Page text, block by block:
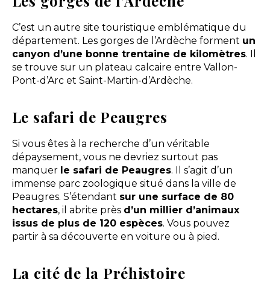
C’est un autre site touristique emblématique du
département. Les gorges de l’Ardèche forment un
canyon d’une bonne trentaine de kilomètres. Il
se trouve sur un plateau calcaire entre Vallon-
Pont-d’Arc et Saint-Martin-d’Ardèche.
Le safari de Peaugres
Si vous êtes à la recherche d’un véritable
dépaysement, vous ne devriez surtout pas
manquer le safari de Peaugres. Il s’agit d’un
immense parc zoologique situé dans la ville de
Peaugres. S’étendant sur une surface de 80
hectares, il abrite près d’un millier d’animaux
issus de plus de 120 espèces. Vous pouvez
partir à sa découverte en voiture ou à pied.
La cité de la Préhistoire